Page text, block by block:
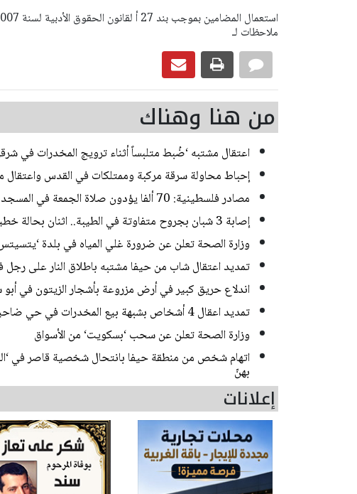
ملاحظات لـ
من هنا وهناك
اعتقال مشتبه ‘ضُبط متلبساً أثناء ترويج المخدرات في
إحباط محاولة سرقة مركبة وممتلكات في القدس واعتقال
مصادر فلسطينية: 70 ألفا يؤدون صلاة الجمعة في المسجد الأقصى
إصابة 3 شبان بجروح متفاوتة في الطيبة.. اثنان بحالة خطيرة
وزارة الصحة تعلن عن ضرورة غلي المياه في بلدة
تمديد اعتقال شاب من حيفا مشتبه باطلاق النار على
اندلاع حريق كبير في أرض مزروعة بأشجار الزيتون في أبو
تمديد اعقال 4 أشخاص بشبهة بيع المخدرات في حي ضاحية البريد بالقدس
وزارة الصحة تعلن عن سحب ‘بسكويت‘ من الأسواق
اتهام شخص من منطقة حيفا بانتحال شخصية قاصر في
بهنّ
إعلانات